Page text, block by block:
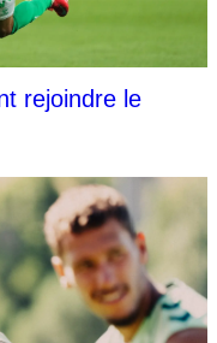
rejoindre le